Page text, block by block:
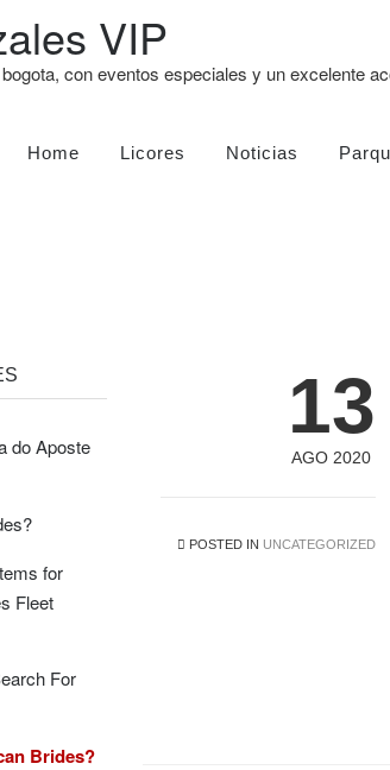
VIP
con eventos especiales y un excelente
Home Licores Noticias
13
AGO 2020
POSTED IN UNCATEGORIZED
do Aposte
for
Fleet
For
Brides?